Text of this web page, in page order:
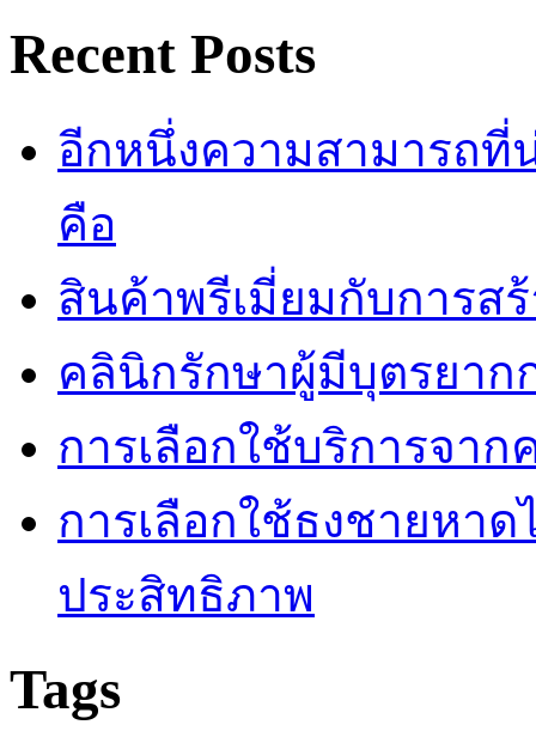
Recent Posts
อีกหนึ่งความสามารถที่
คือ
สินค้าพรีเมี่ยมกับการส
คลินิกรักษาผู้มีบุตรยาก
การเลือกใช้บริการจา
การเลือกใช้ธงชายหาด
ประสิทธิภาพ
Tags